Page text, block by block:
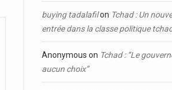
buying tadalafilon Tchad : Un
entrée dans la classe politique
Anonymous on Tchad : ‘’Le
aucun choix’’